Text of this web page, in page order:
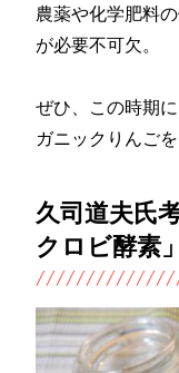
農薬や化学肥料
が必要不可欠。
ぜひ、この時期
ガニックりんご
久司道夫氏
クロビ酵素」